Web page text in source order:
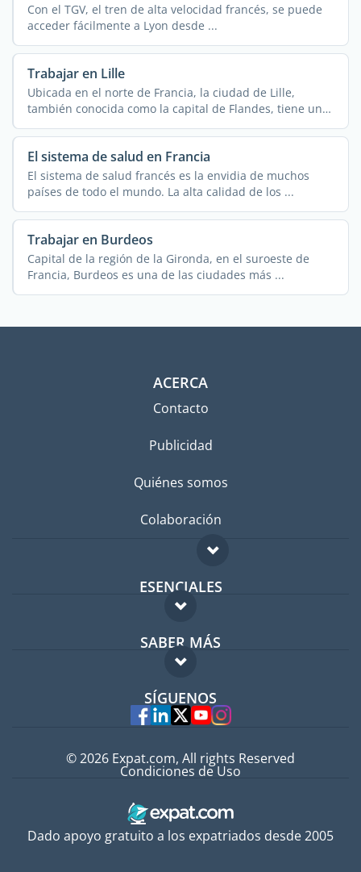
Con el TGV, el tren de alta velocidad francés, se puede
acceder fácilmente a Lyon desde ...
Trabajar en Lille
Ubicada en el norte de Francia, la ciudad de Lille,
también conocida como la capital de Flandes, tiene una
...
El sistema de salud en Francia
El sistema de salud francés es la envidia de muchos
países de todo el mundo. La alta calidad de los ...
Trabajar en Burdeos
Capital de la región de la Gironda, en el suroeste de
Francia, Burdeos es una de las ciudades más ...
ACERCA
Contacto
Publicidad
Quiénes somos
Colaboración
ESENCIALES
Foro para expatriados
Guía para expatriados
Trabajos en el extranjero
SABER MÁS
FAQ
Expertos
SÍGUENOS
Dado apoyo gratuito a los expatriados desde 2005
© 2026 Expat.com, All rights Reserved
Condiciones de Uso